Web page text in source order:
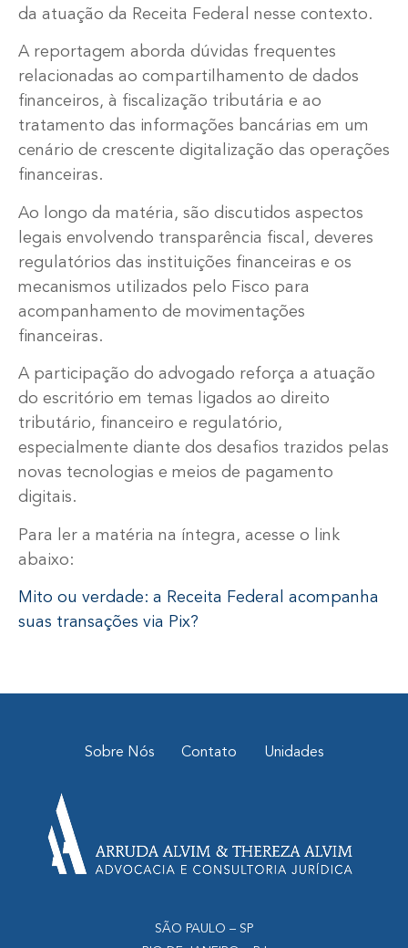
da atuação da Receita Federal nesse contexto.
A reportagem aborda dúvidas frequentes
relacionadas ao compartilhamento de dados
financeiros, à fiscalização tributária e ao
tratamento das informações bancárias em um
cenário de crescente digitalização das operações
financeiras.
Ao longo da matéria, são discutidos aspectos
legais envolvendo transparência fiscal, deveres
regulatórios das instituições financeiras e os
mecanismos utilizados pelo Fisco para
acompanhamento de movimentações
financeiras.
A participação do advogado reforça a atuação
do escritório em temas ligados ao direito
tributário, financeiro e regulatório,
especialmente diante dos desafios trazidos pelas
novas tecnologias e meios de pagamento
digitais.
Para ler a matéria na íntegra, acesse o link
abaixo:
Mito ou verdade: a Receita Federal acompanha
suas transações via Pix?
Sobre Nós Contato Unidades
SÃO PAULO – SP